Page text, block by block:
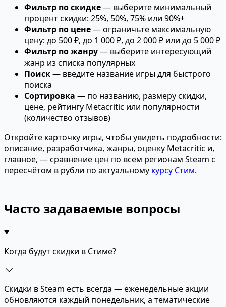
Фильтр по скидке— выберите минимальный
процент скидки: 25%, 50%, 75% или 90%+
Фильтр по цене— ограничьте максимальную
цену: до 500 ₽, до 1 000 ₽, до 2 000 ₽ или до 5 000 ₽
Фильтр по жанру— выберите интересующий
жанр из списка популярных
Поиск— введите название игры для быстрого
поиска
Сортировка — по названию, размеру скидки,
цене, рейтингу Metacritic или популярности
(количество отзывов)
Откройте карточку игры, чтобы увидеть подробности:
описание, разработчика, жанры, оценку Metacritic и,
главное, — сравнение цен по всем регионам Steam с
пересчётом в рубли по актуальному курсу Стим.
Часто задаваемые вопросы
Когда будут скидки в Стиме?
Скидки в Steam есть всегда — еженедельные акции
обновляются каждый понедельник, а тематические